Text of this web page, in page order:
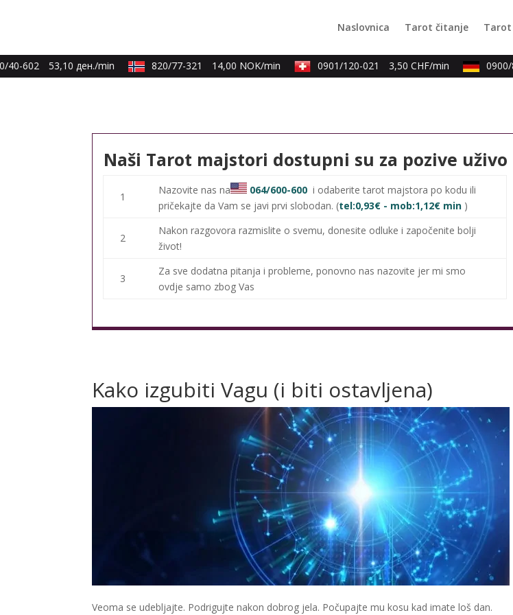
Naslovnica Tarot čitanje
40-602 53,10 ден./min 820/77-321 14,00 NOK/min 0901/120-021 3,50 CHF/min
Naši Tarot majstori dostupni su za pozive uživo
1
Nazovite nas na 064/600-600 i odaberite tarot majstora po kodu ili
pričekajte da Vam se javi prvi slobodan. (tel:0,93€ - mob:1,12€ min )
2
Nakon razgovora razmislite o svemu, donesite odluke i započenite bolji
život!
3
Za sve dodatna pitanja i probleme, ponovno nas nazovite jer mi smo
ovdje samo zbog Vas
Kako izgubiti Vagu (i biti ostavljena)
Veoma se udebljajte. Podrigujte nakon dobrog jela. Počupajte mu kosu kad imate loš dan.